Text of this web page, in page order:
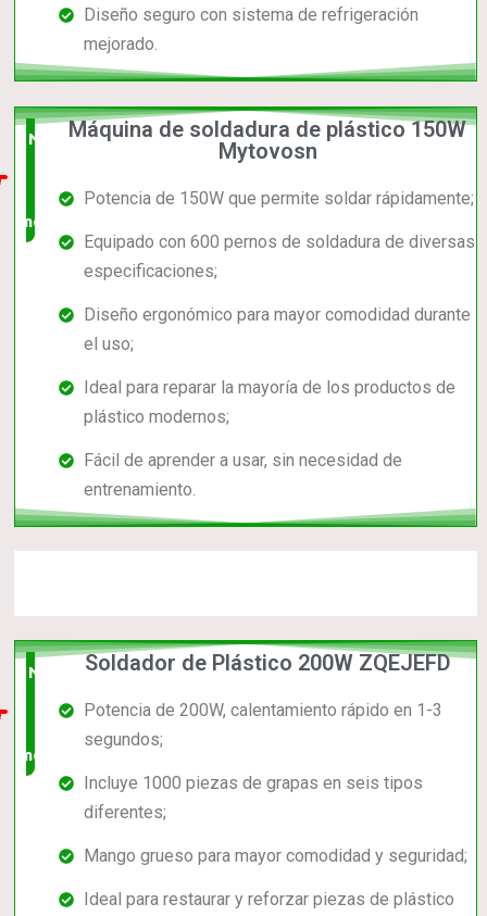
Diseño seguro con sistema de refrigeración
mejorado.
Nuevo
mercado
Máquina de soldadura de plástico 150W
Mytovosn
Potencia de 150W que permite soldar rápidamente;
Equipado con 600 pernos de soldadura de diversas
especificaciones;
Diseño ergonómico para mayor comodidad durante
el uso;
Ideal para reparar la mayoría de los productos de
plástico modernos;
Fácil de aprender a usar, sin necesidad de
entrenamiento.
Nuevo
en el
mercado
Soldador de Plástico 200W ZQEJEFD
Potencia de 200W, calentamiento rápido en 1-3
segundos;
Incluye 1000 piezas de grapas en seis tipos
diferentes;
Mango grueso para mayor comodidad y seguridad;
Ideal para restaurar y reforzar piezas de plástico